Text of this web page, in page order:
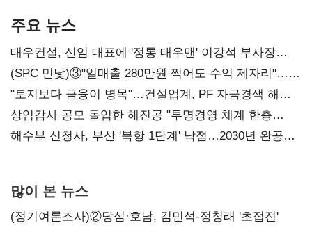
주요 뉴스
대우건설, 신임 대표에 '정통 대우맨' 이강석 부사장
내정
(SPC 민낯)③"일매출 280만원 찍어도 수익 제자리"…
점주 울리는 '상시 할인'
"토지보다 금융이 병목"…건설업계, PF 자금경색 해소
목소리
상임감사 공모 돌입한 해진공 "투명경영 체계 한층
강화"
해수부 신청사, 부산 '북항 1단계' 낙점…2030년 완공
많이 본 뉴스
(정기여론조사)②당심·호남, 김민석-정청래 '초접전'